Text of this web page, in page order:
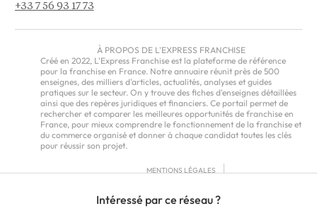
Intéressé par ce réseau ?
+33 7 56 93 17 73
À PROPOS DE L'EXPRESS FRANCHISE
Créé en 2022, L'Express Franchise est la plateforme de référence
pour la franchise en France. Notre annuaire réunit près de 500
enseignes, des milliers d'articles, actualités, analyses et guides
pratiques sur le secteur. On y trouve des fiches d'enseignes détaillées
ainsi que des repères juridiques et financiers. Ce portail permet de
rechercher et comparer les meilleures opportunités de franchise en
France, pour mieux comprendre le fonctionnement de la franchise et
du commerce organisé et donner à chaque candidat toutes les clés
pour réussir son projet.
MENTIONS LÉGALES
CGU